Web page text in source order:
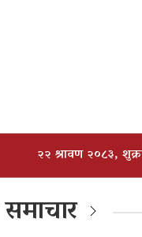
२२ श्रावण २०८३,